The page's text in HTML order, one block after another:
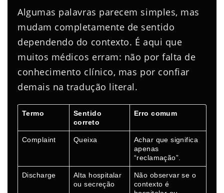
Algumas palavras parecem simples, mas
mudam completamente de sentido
dependendo do contexto. É aqui que
muitos médicos erram: não por falta de
conhecimento clínico, mas por confiar
demais na tradução literal.
Termo
Sentido
correto
Erro comum
Complaint Queixa
Achar que significa
apenas
“reclamação”.
Discharge
Alta hospitalar
ou secreção
Não observar se o
contexto é